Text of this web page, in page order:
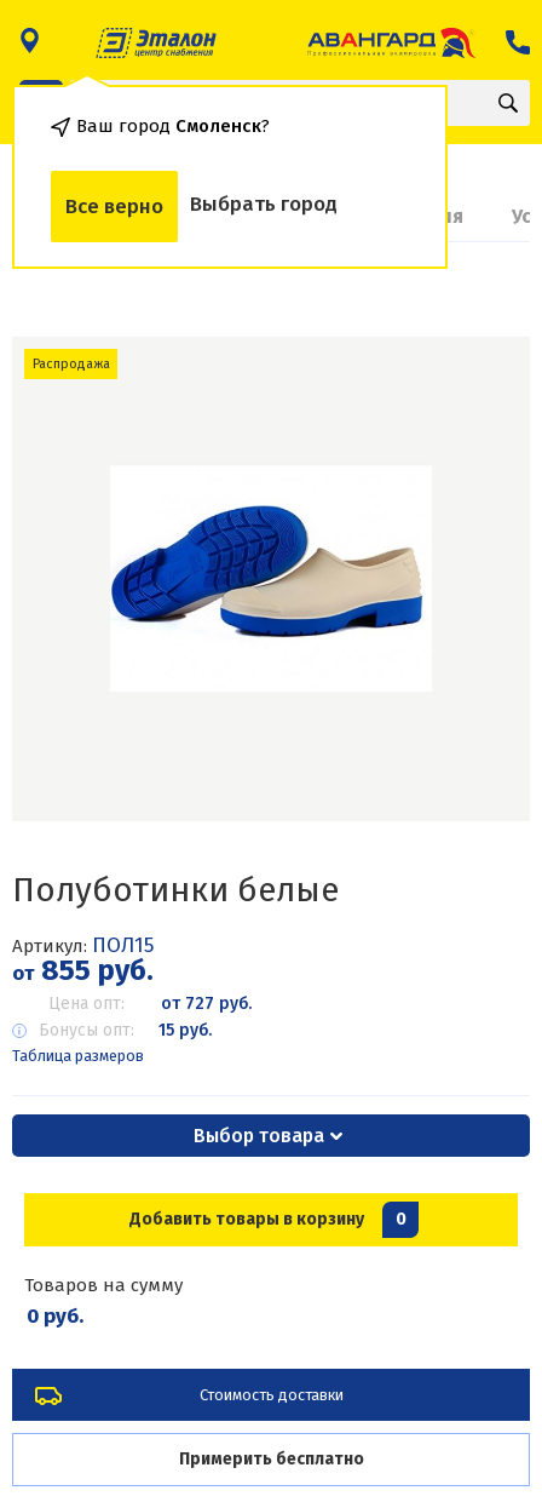
Ваш город Смоленск?
Все верно Выбрать город
О товаре Доставка и оплата Гарантия
Распродажа
Полуботинки белые
Артикул: ПОЛ15
от855 руб.
Цена опт:
от 727 руб.
Бонусы опт:
15 руб.
Таблица размеров
Выбор товара
Добавить товары в корзину 0
Товаров на сумму
0 руб.
Стоимость доставки
Примерить бесплатно